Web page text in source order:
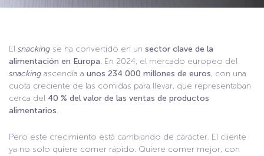
El snacking se ha convertido en un sector clave de la
alimentación en Europa. En 2024, el mercado europeo del
snacking ascendía a unos 234 000 millones de euros, con una
cuota creciente de las comidas para llevar, que representaban
cerca del 40 % del valor de las ventas de productos
alimentarios.
Pero este crecimiento está cambiando de carácter. El cliente
ya no solo quiere comer rápido. Quiere comer mejor, con